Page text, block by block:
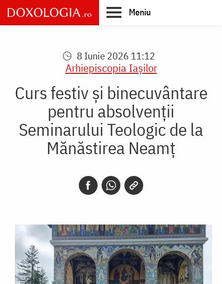
Skip
to
main
Meniu
8 Iunie 2026 11:12
Arhiepiscopia Iaşilor
Curs festiv și binecuvântare
pentru absolvenții
Seminarului Teologic de la
Mănăstirea Neamț